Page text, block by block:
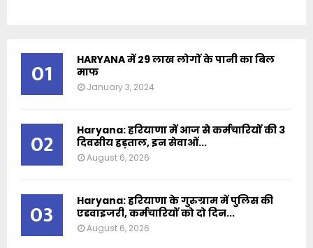
01
HARYANA में 29 लाख लोगों के पानी का बिल
माफ
January 3, 2024
02
Haryana: हरियाणा में आज से कर्मचारियों की 3
दिवसीय हड़ताल, इन सेवाओं...
August 6, 2026
03
Haryana: हरियाणा के गुरुग्राम में पुलिस की
एडवाइजरी, कर्मचारियों को दो दिन...
August 6, 2026